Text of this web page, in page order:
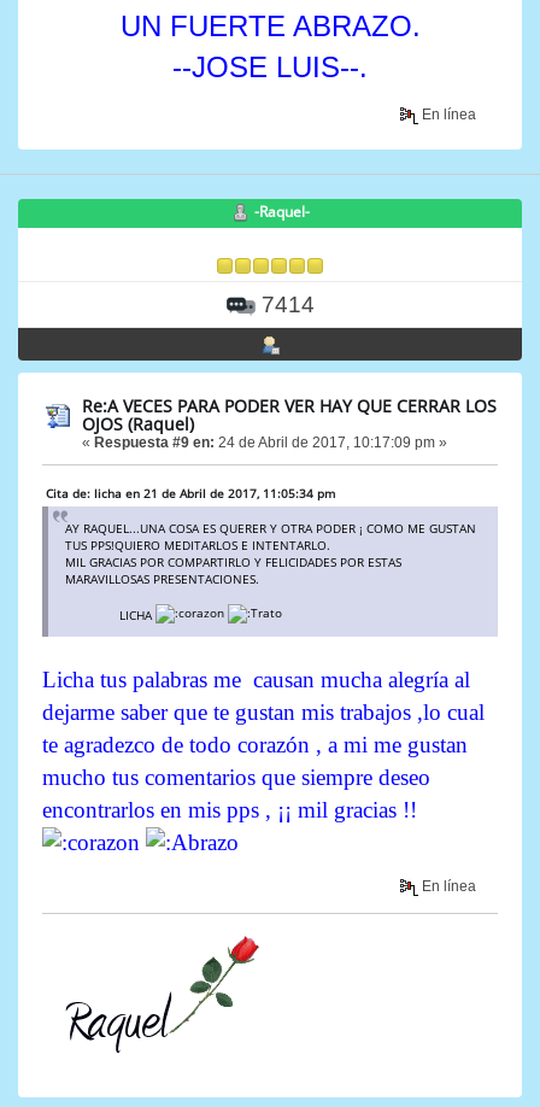
UN FUERTE ABRAZO.
--JOSE LUIS--.
En línea
-Raquel-
7414
Re:A VECES PARA PODER VER HAY QUE CERRAR LOS
OJOS (Raquel)
« Respuesta #9 en: 24 de Abril de 2017, 10:17:09 pm »
Cita de: licha en 21 de Abril de 2017, 11:05:34 pm
AY RAQUEL...UNA COSA ES QUERER Y OTRA PODER ¡ COMO ME GUSTAN
TUS PPS!QUIERO MEDITARLOS E INTENTARLO.
MIL GRACIAS POR COMPARTIRLO Y FELICIDADES POR ESTAS
MARAVILLOSAS PRESENTACIONES.
LICHA
Licha tus palabras me causan mucha alegría al
dejarme saber que te gustan mis trabajos ,lo cual
te agradezco de todo corazón , a mi me gustan
mucho tus comentarios que siempre deseo
encontrarlos en mis pps , ¡¡ mil gracias !!
En línea